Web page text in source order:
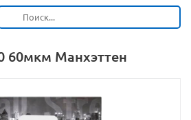
60мкм Манхэттен